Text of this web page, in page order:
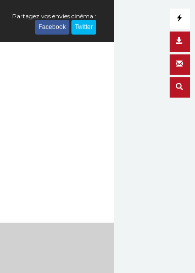
Partagez vos envies cinéma :
Facebook Twitter